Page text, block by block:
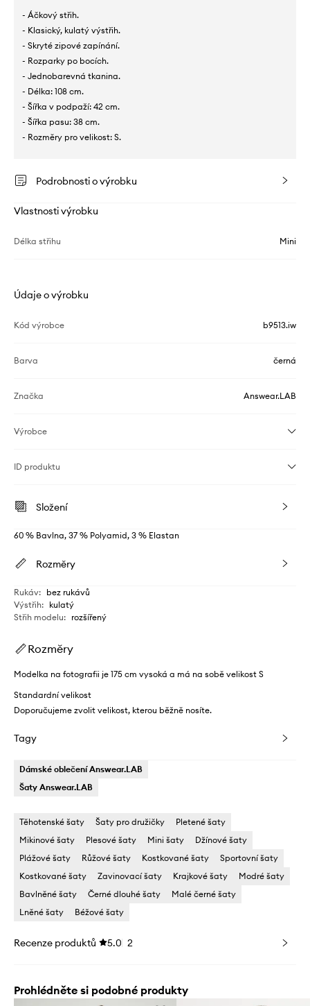
- Áčkový střih.
- Klasický, kulatý výstřih.
- Skryté zipové zapínání.
- Rozparky po bocích.
- Jednobarevná tkanina.
- Délka: 108 cm.
- Šířka v podpaží: 42 cm.
- Šířka pasu: 38 cm.
- Rozměry pro velikost: S.
Podrobnosti o výrobku
Vlastnosti výrobku
Délka střihu Mini
Údaje o výrobku
Kód výrobce b9513.iw
Barva černá
Značka Answear.LAB
Výrobce
ID produktu
Složení
60 % Bavlna, 37 % Polyamid, 3 % Elastan
Rozměry
Rukáv: bez rukávů
Výstřih: kulatý
Střih modelu: rozšířený
Rozměry
Modelka na fotografii je 175 cm vysoká a má na sobě velikost S
Standardní velikost
Doporučujeme zvolit velikost, kterou běžně nosíte.
Tagy
Dámské oblečení Answear.LAB
Šaty Answear.LAB
Těhotenské šaty Šaty pro družičky
Pletené šaty
Mikinové šaty
Plesové šaty Mini šaty
Džínové šaty
Plážové šaty
Růžové šaty Kostkované šaty
Sportovní šaty
Kostkované šaty
Zavinovací šaty Krajkové šaty
Modré šaty
Bavlněné šaty
Černé dlouhé šaty
Malé černé šaty
Lněné šaty
Béžové šaty
Recenze produktů 5.0 2
Prohlédněte si podobné produkty